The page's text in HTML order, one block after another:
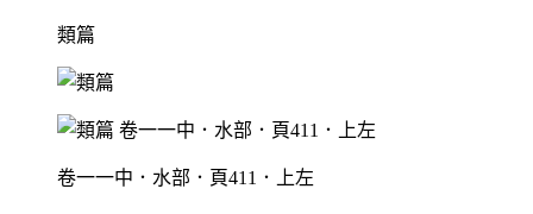
類篇
卷一一中．水部．頁411．上左